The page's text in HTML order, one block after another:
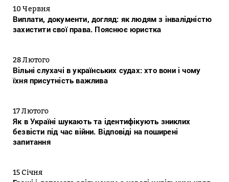
10 Червня
Виплати, документи, догляд: як людям з інвалідністю
захистити свої права. Пояснює юристка
28 Лютого
Вільні слухачі в українських судах: хто вони і чому
їхня присутність важлива
17 Лютого
Як в Україні шукають та ідентифікують зниклих
безвісти під час війни. Відповіді на поширені
запитання
15 Січня